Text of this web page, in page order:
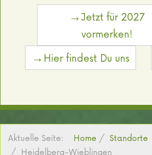
→Jetzt für 2027
vormerken!
→Hier findest Du uns
Aktuelle Seite: Home
Standorte
Heidelberg-Wieblingen